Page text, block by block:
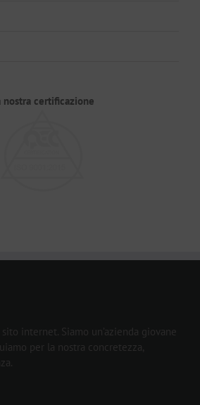
nostra certificazione
internet. Siamo un’azienda giovane
per la nostra concretezza,